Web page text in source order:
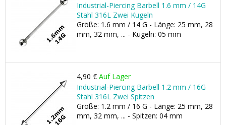
Industrial-Piercing Barbell 1.6 mm / 14G
Stahl 316L Zwei Kugeln
Größe: 1.6 mm / 14 G - Länge: 25 mm, 28
mm, 32 mm, ... - Kugeln: 05 mm
4,90 € Auf Lager
Industrial-Piercing Barbell 1.2 mm / 16G
Stahl 316L Zwei Spitzen
Größe: 1.2 mm / 16 G - Länge: 25 mm, 28
mm, 32 mm, ... - Spitzen: 04 mm